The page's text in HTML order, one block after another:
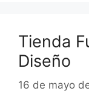
Tienda
Diseño
16 de mayo